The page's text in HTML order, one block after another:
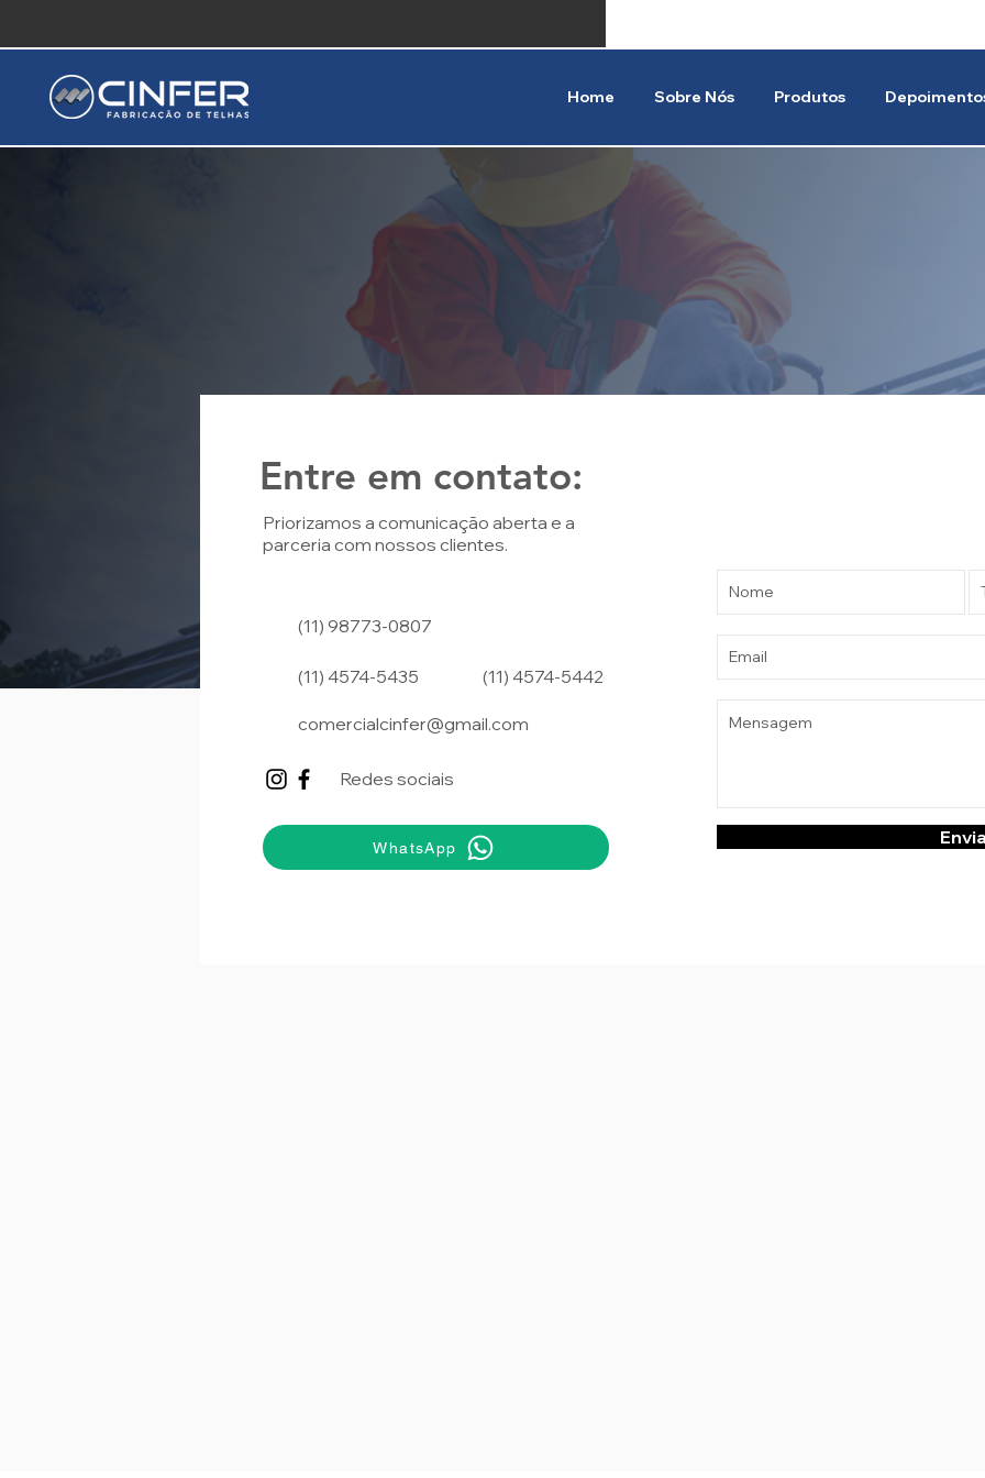
Home Sobre Nós Produtos
Entre em contato:
Priorizamos a comunicação aberta e a
parceria com nossos clientes.
(11) 98773-0807
(11) 4574-5435 (11) 4574-5442
comercialcinfer@gmail.com
Redes sociais
WhatsApp